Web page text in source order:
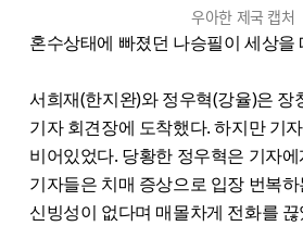
우아한 제국 캡처
혼수상태에 빠졌던 나승필이 세상을
서희재(한지완)와 정우혁(강율)은 장
기자 회견장에 도착했다. 하지만 기
비어있었다. 당황한 정우혁은 기자
기자들은 치매 증상으로 입장 번복
신빙성이 없다며 매몰차게 전화를